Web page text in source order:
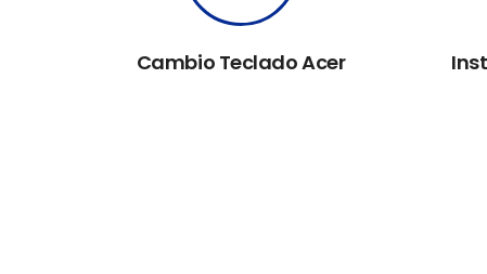
Cambio Teclado Acer